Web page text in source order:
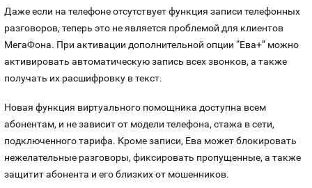
Тарифы
Номера
МЕГАФОН
Тарифы
Номера
Теле2
ТЕЛЕ2
Тарифы
Йота
ЙОТА
Тарифы
Продать номер
Оплата и доставка
Контакты
Устройства
Даже если на телефоне отсутствует функция записи телефонных
разговоров, теперь это не является проблемой для клиентов
МегаФона. При активации дополнительной опции “Ева+” можно
активировать автоматическую запись всех звонков, а также
получать их расшифровку в текст.
Новая функция виртуального помощника доступна всем
абонентам, и не зависит от модели телефона, стажа в сети,
подключенного тарифа. Кроме записи, Ева может блокировать
нежелательные разговоры, фиксировать пропущенные, а также
защитит абонента и его близких от мошенников.